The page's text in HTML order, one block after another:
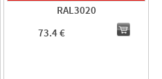
RAL3020
73.4 €